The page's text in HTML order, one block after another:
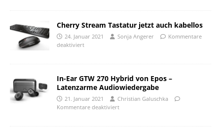
Cherry Stream Tastatur jetzt auch kabellos
24. Januar 2021 Sonja Angerer
Kommentare
deaktiviert
In-Ear GTW 270 Hybrid von Epos –
Latenzarme Audiowiedergabe
21. Januar 2021
Christian Galuschka
Kommentare deaktiviert